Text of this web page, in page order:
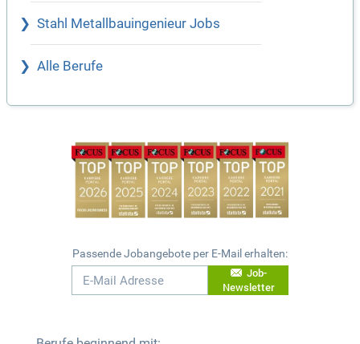
Stahl Metallbauingenieur Jobs
Alle Berufe
Passende Jobangebote per E-Mail erhalten:
Job-
Newsletter